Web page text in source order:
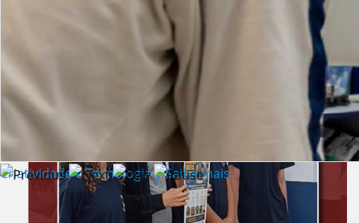
Criatividade e Tecnologia | Saiba mais